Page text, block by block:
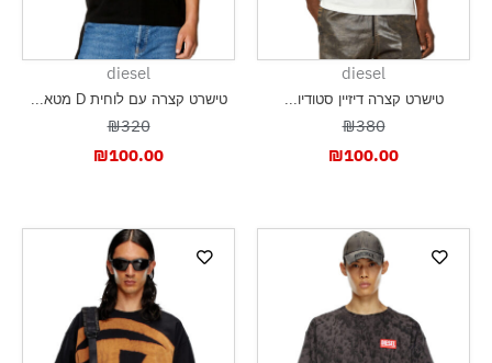
diesel
טישרט קצרה דיזיין סטודיו...
₪380
₪100.00
diesel
טישרט קצרה עם לוחית D מטא...
₪320
₪100.00